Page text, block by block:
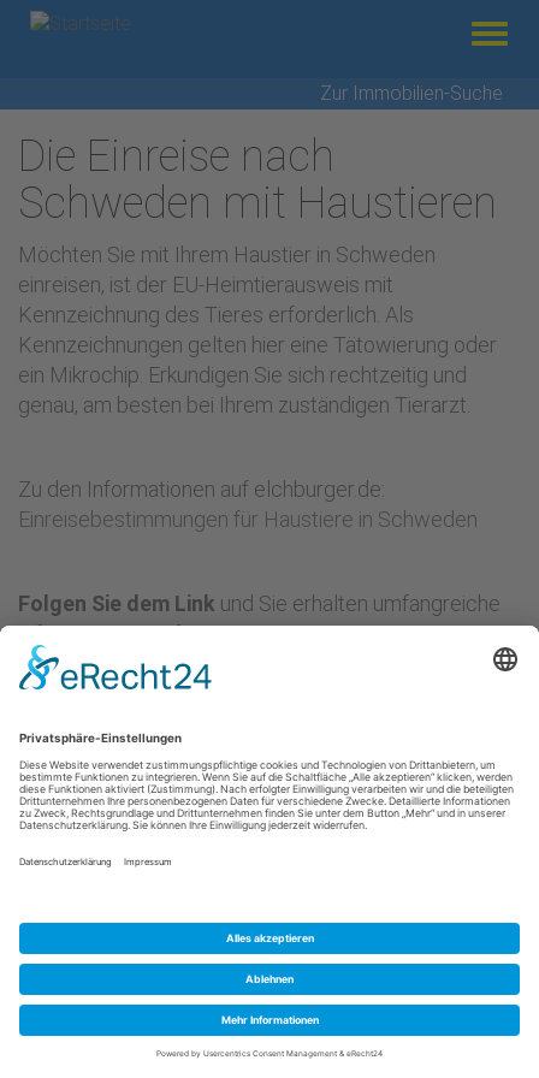
zum
Inhalt
Zur Immobilien-Suche
Die Einreise nach
Schweden mit Haustieren
Möchten Sie mit Ihrem Haustier in Schweden
einreisen, ist der EU-Heimtierausweis mit
Kennzeichnung des Tieres erforderlich. Als
Kennzeichnungen gelten hier eine Tätowierung oder
ein Mikrochip. Erkundigen Sie sich rechtzeitig und
genau, am besten bei Ihrem zuständigen Tierarzt.
Zu den Informationen auf elchburger.de:
Einreisebestimmungen für Haustiere in Schweden
Folgen Sie dem Link und Sie erhalten umfangreiche
Informationen auf unseren Partnerseiten
elchburger.de.
Suchformular
Search
Fußbereich
Kontakt Impressum Datenschutz
© 2025 -Schweden Immobilien Online
21 -- S-43832 Landvetter
Alle Rechte vorbehalten --- Webdesign:Drupal Agentur
media desktop